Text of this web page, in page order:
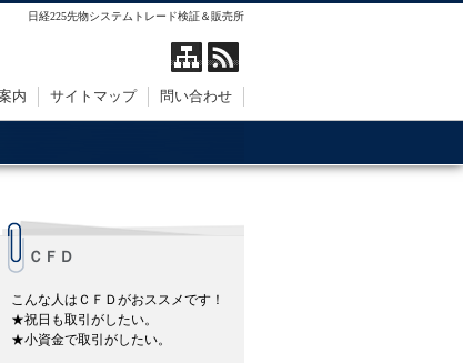
日経225先物システムトレード検証＆販売所
内 サイトマップ 問い合わせ
ＣＦＤ
こんな人はＣＦＤがおススメです！
★祝日も取引がしたい。
★小資金で取引がしたい。